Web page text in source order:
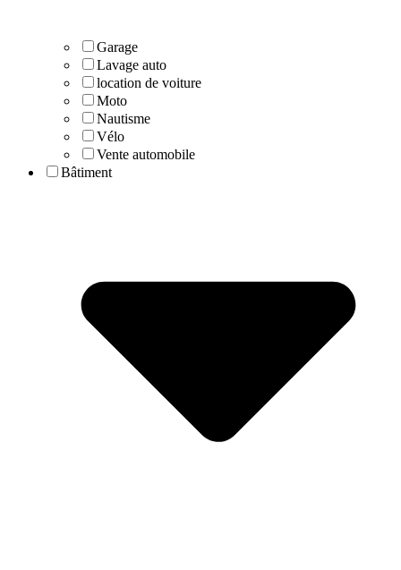
Garage
Lavage auto
location de voiture
Moto
Nautisme
Vélo
Vente automobile
Bâtiment